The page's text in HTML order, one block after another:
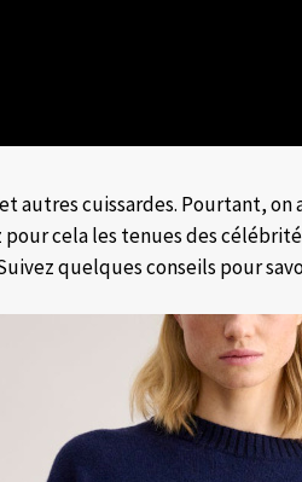
cuissardes. Pourtant,
cela les tenues des
quelques conseils pour